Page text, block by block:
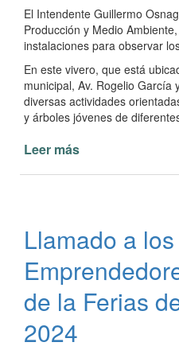
El Intendente Guillermo
Producción y Medio
instalaciones para observar
En este vivero, que está
municipal, Av. Rogelio García
diversas actividades
y árboles jóvenes de
Leer más
Paso
de
la
Patria
Llamado a
de la Ferias
2024